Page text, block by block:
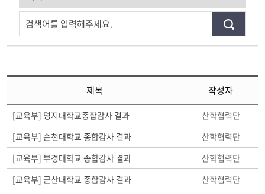
검색어를 입력해주세요.
제목 작성자
[교육부] 명지대학교종합감사 결과
산학협력단
[교육부] 순천대학교 종합감사 결과
산학협력단
[교육부] 부경대학교 종합감사 결과
산학협력단
[교육부] 군산대학교 종합감사 결과
산학협력단